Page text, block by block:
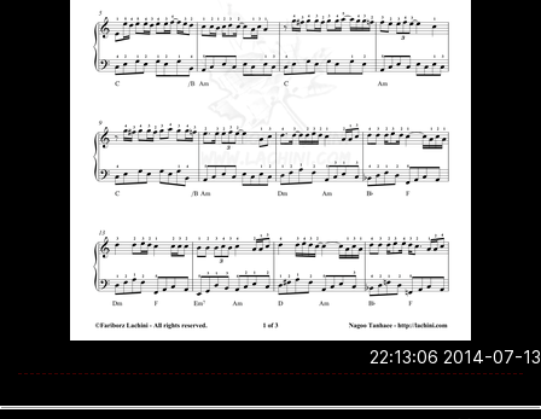
2014-07-13